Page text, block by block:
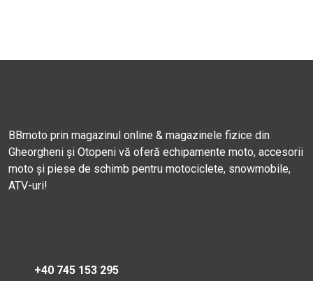
BBmoto prin magazinul online & magazinele fizice din
Gheorgheni și Otopeni vă oferă echipamente moto, accesorii
moto și piese de schimb pentru motociclete, snowmobile,
ATV-uri!
+40 745 153 295